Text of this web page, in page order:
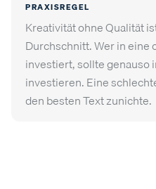
PRAXISREGEL
Kreativität ohne Qualität
Durchschnitt. Wer in
investiert, sollte genauso
investieren. Eine
den besten Text zunichte.